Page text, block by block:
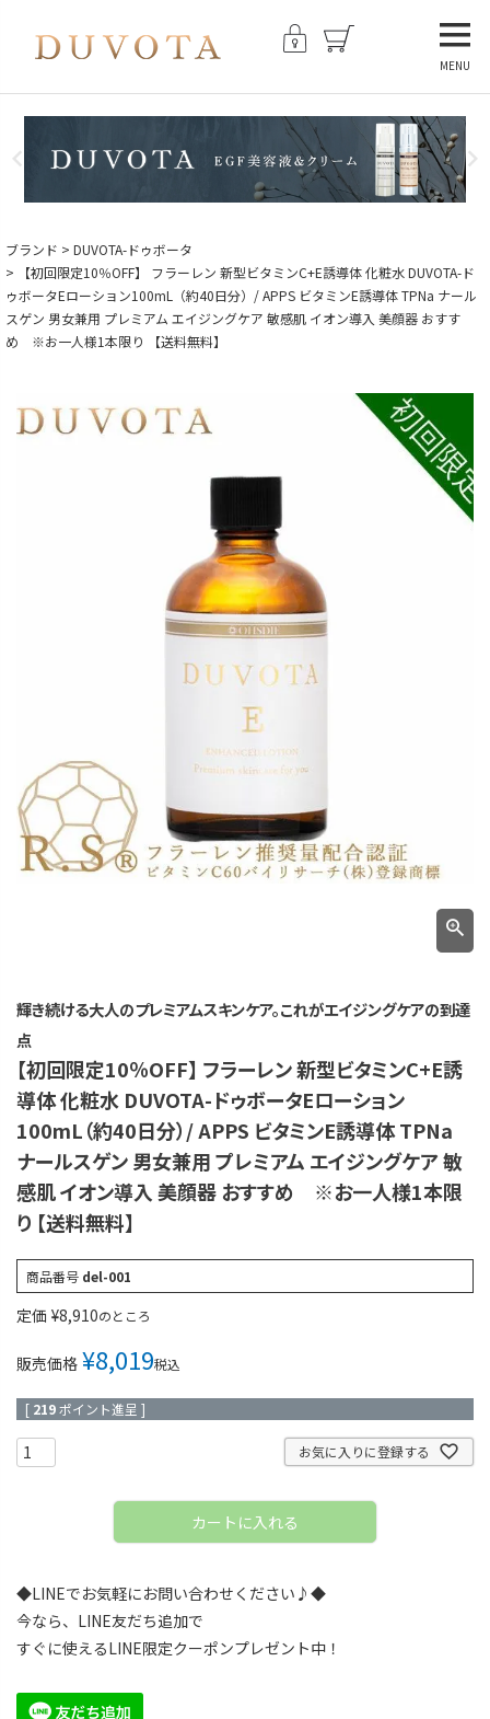
MENU
ブランド
DUVOTA-ドゥボータ
【初回限定10％OFF】 フラーレン 新型ビタミンC+E誘導体 化粧水 DUVOTA-ド
ゥボータEローション100mL（約40日分）/ APPS ビタミンE誘導体 TPNa ナール
スゲン 男女兼用 プレミアム エイジングケア 敏感肌 イオン導入 美顔器 おすす
め ※お一人様1本限り 【送料無料】
輝き続ける大人のプレミアムスキンケア。これがエイジングケアの到達
点
【初回限定10％OFF】 フラーレン 新型ビタミンC+E誘
導体 化粧水 DUVOTA-ドゥボータEローション
100mL（約40日分）/ APPS ビタミンE誘導体 TPNa
ナールスゲン 男女兼用 プレミアム エイジングケア 敏
感肌 イオン導入 美顔器 おすすめ ※お一人様1本限
り 【送料無料】
商品番号 del-001
定価 ¥8,910のところ
販売価格 ¥8,019税込
[ 219ポイント進呈 ]
お気に入りに登録する
カートに入れる
◆LINEでお気軽にお問い合わせください♪◆
今なら、LINE友だち追加で
すぐに使えるLINE限定クーポンプレゼント中！